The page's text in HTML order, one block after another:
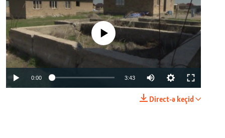
No media source currently available
0:00 3:43
Direct-ə keçid